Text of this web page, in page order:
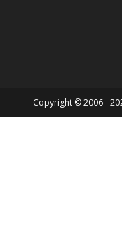
Copyright © 2006 -